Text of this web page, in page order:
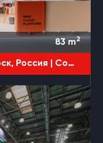
83m2
Россия | CodeFest / JPoint / DevOps